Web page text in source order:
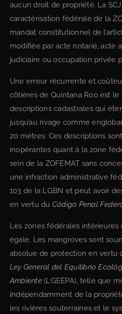
aucun droit de propriété. La
caractérisation fédérale de la
mandat constitutionnel de
modifiée par acte notarié, acte
judiciaire ou occupation privée
Une erreur récurrente et
côtières de Quintana Roo est
descriptions cadastrales qui
jusqu’au rivage comme
20 mètres. Ces descriptions
inopérantes quant à la zone
sein de la ZOFEMAT sans
une infraction administrative
103 de la LGBN et peut avoir
en vertu du Código Penal
Les zones fédérales
égale. Les mangroves sont
absolue de protection en vertu
Ley General del Equilibrio
Ambiente(LGEEPA), telle que
indépendamment de la
les rivières souterraines et le